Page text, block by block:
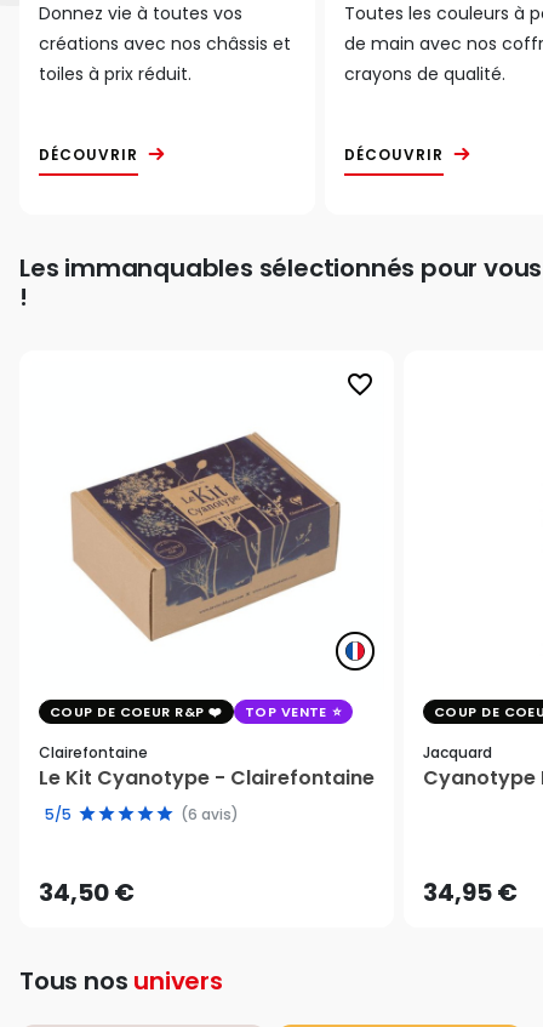
Donnez vie à toutes vos
créations avec nos châssis et
toiles à prix réduit.
DÉCOUVRIR
Toutes les couleurs à
de main avec nos
crayons de qualité.
DÉCOUVRIR
Les immanquables sélectionnés pour vous
!
favorite_border
COUP DE COEUR R&P TOP VENTE
Clairefontaine
Le Kit Cyanotype - Clairefontaine
5/5 (6 avis)
34,50 €
COUP DE
Jacquard
Cyanotype
34,95 €
Tous nos univers